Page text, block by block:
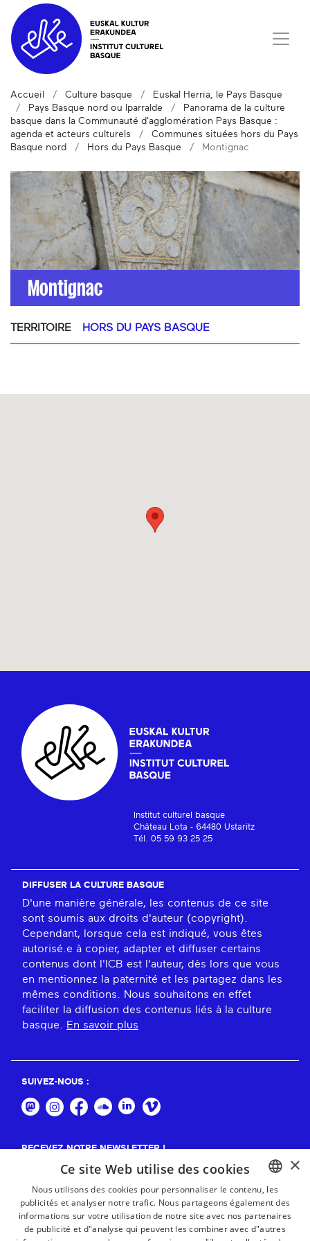
Accueil Culture basque
Euskal Herria, le Pays Basque
Pays Basque nord ou Iparralde
Panorama de la culture
basque dans la Communauté d'agglomération Pays Basque :
agenda et acteurs culturels
Communes situées hors du Pays
Basque nord
Hors du Pays Basque Montignac
Montignac
TERRITOIRE HORS DU PAYS BASQUE
Institut culturel basque
Château Lota - 64480 Ustaritz
Tél. 05 59 93 25 25
DIFFUSER LA CULTURE BASQUE
D'une manière générale, les contenus de ce site
sont soumis aux droits d'auteur (copyright).
Cependant, lorsque cela est indiqué, vous êtes
autorisé.e à copier, adapter et diffuser certains
contenus dont l'ICB est l'auteur, dès lors que vous
en mentionnez la paternité et les partagez dans les
mêmes conditions. Nous souhaitons en effet
faciliter la diffusion des contenus liés à la culture
basque.
En savoir plus
SUIVEZ-NOUS :
RECEVEZ NOTRE NEWSLETTER !
BASQUE
FRENCH
×
Ce site Web utilise des cookies
Nous utilisons des cookies pour personnaliser le contenu, les
publicités et analyser notre trafic. Nous partageons également des
informations sur votre utilisation de notre site avec nos partenaires
de publicité et d"analyse qui peuvent les combiner avec d"autres